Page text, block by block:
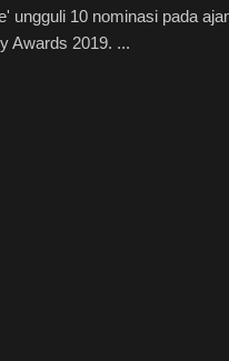
ungguli 10 nominasi pada
Awards 2019. ...